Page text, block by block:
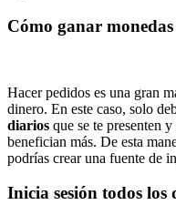
Cómo ganar
Hacer pedidos es una gran
dinero. En este caso, solo
diarios que se te presenten
benefician más. De esta
podrías crear una fuente de
Inicia sesión todos los